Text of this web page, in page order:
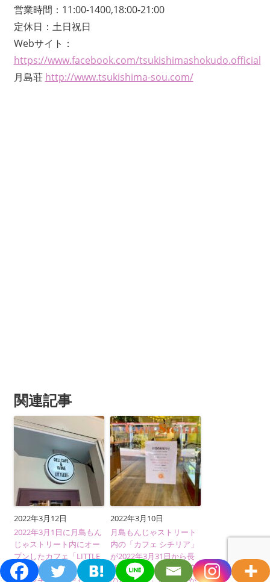
営業時間：11:00-1400,18:00-21:00
定休日：土日祝日
Webサイト：
https://www.facebook.com/tsukishimashokudo.official
月島荘 http://www.tsukishima-sou.com/
関連記事
2022年3月12日
2022年3月1日に月島もん
じゃストリート内にオー
プンしたカフェ「LITTLE
BIT（リルビット）」でデ
2022年3月10日
月島もんじゃストリート
内の「カフェ シチリア」
が2022年3月31日から長
期休業予定（一時「閉店